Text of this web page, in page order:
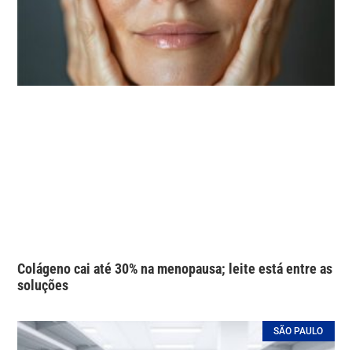
Colágeno cai até 30% na menopausa; leite está entre as
soluções
SÃO PAULO